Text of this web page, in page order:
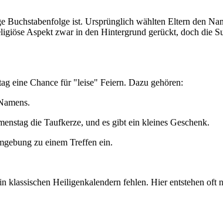
Buchstabenfolge ist. Ursprünglich wählten Eltern den
Aspekt zwar in den Hintergrund gerückt, doch die
eine Chance für "leise" Feiern. Dazu gehören:
die Taufkerze, und es gibt ein kleines Geschenk.
zu einem Treffen ein.
Heiligenkalendern fehlen. Hier entstehen